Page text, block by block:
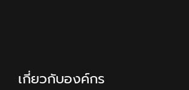
เกี่ยวกับองค์กร